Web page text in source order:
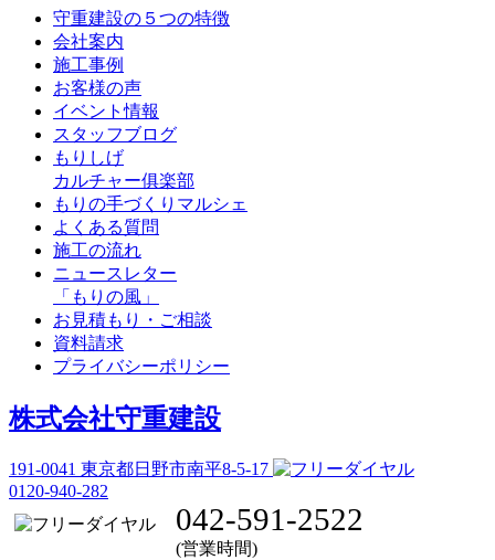
守重建設の５つの特徴
会社案内
施工事例
お客様の声
イベント情報
スタッフブログ
もりしげ
カルチャー俱楽部
もりの手づくりマルシェ
よくある質問
施工の流れ
ニュースレター
「もりの風」
お見積もり・ご相談
資料請求
プライバシーポリシー
株式会社守重建設
191-0041 東京都日野市南平8-5-17
0120-940-282
042-591-2522
(営業時間)